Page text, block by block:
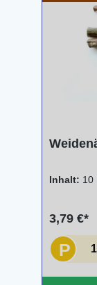
Inhalt: 10
3,79 €*
P